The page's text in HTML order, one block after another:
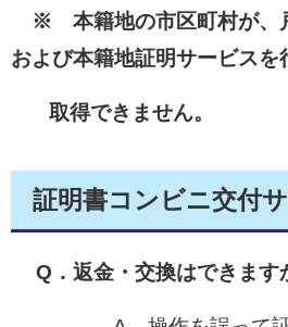
※ 本籍地の市区町村が、
および本籍地証明サービスを
取得できません。
証明書コンビニ交付
Q．返金・交換はできます